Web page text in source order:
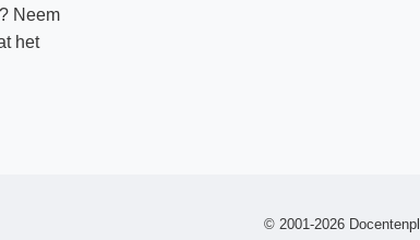
Neem
het
© 2001-2026